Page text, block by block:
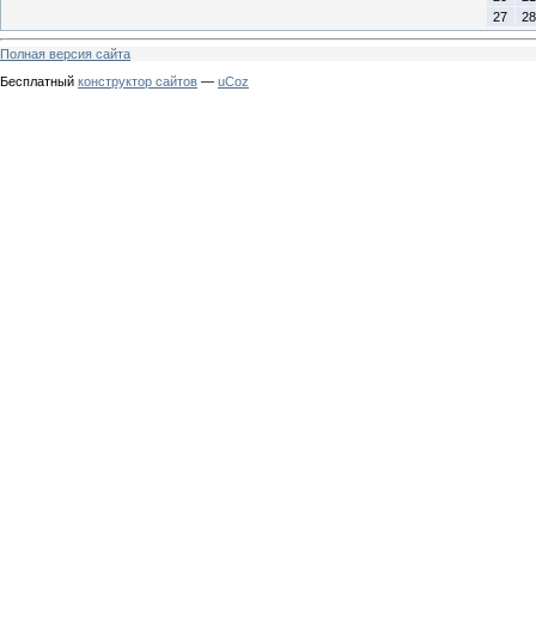
27
28
Полная версия сайта
Бесплатный конструктор сайтов — uCoz